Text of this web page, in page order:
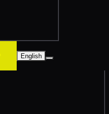
English